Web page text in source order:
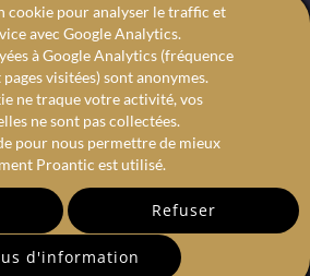
cookie pour analyser le traffic et
avec Google Analytics.
à Google Analytics (fréquence
visitées) sont anonymes.
ne traque votre activité, vos
ne sont pas collectées.
pour nous permettre de mieux
Proantic est utilisé.
Refuser